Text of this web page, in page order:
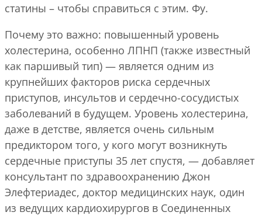
статины – чтобы справиться с этим. Фу.
Почему это важно: повышенный уровень
холестерина, особенно ЛПНП (также известный
как паршивый тип) — является одним из
крупнейших факторов риска сердечных
приступов, инсультов и сердечно-сосудистых
заболеваний в будущем. Уровень холестерина,
даже в детстве, является очень сильным
предиктором того, у кого могут возникнуть
сердечные приступы 35 лет спустя, — добавляет
консультант по здравоохранению Джон
Элефтериадес, доктор медицинских наук, один
из ведущих кардиохирургов в Соединенных